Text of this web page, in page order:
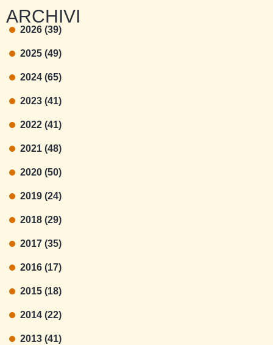
ARCHIVI
2026 (39)
2025 (49)
2024 (65)
2023 (41)
2022 (41)
2021 (48)
2020 (50)
2019 (24)
2018 (29)
2017 (35)
2016 (17)
2015 (18)
2014 (22)
2013 (41)